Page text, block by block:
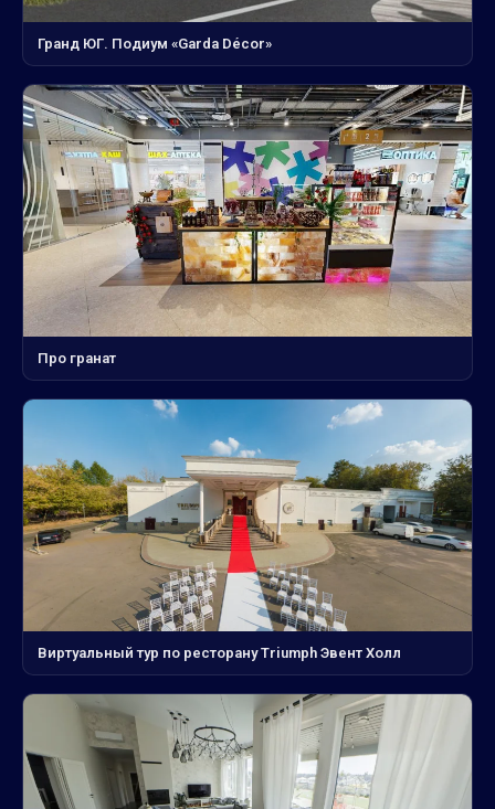
Гранд ЮГ. Подиум «Garda Décor»
Про гранат
Виртуальный тур по ресторану Triumph Эвент Холл